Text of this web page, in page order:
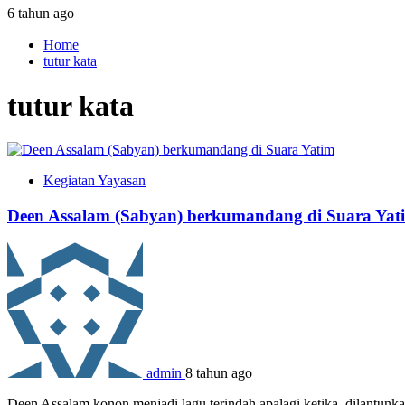
6 tahun ago
Home
tutur kata
tutur kata
Kegiatan Yayasan
Deen Assalam (Sabyan) berkumandang di Suara
admin 8 tahun ago